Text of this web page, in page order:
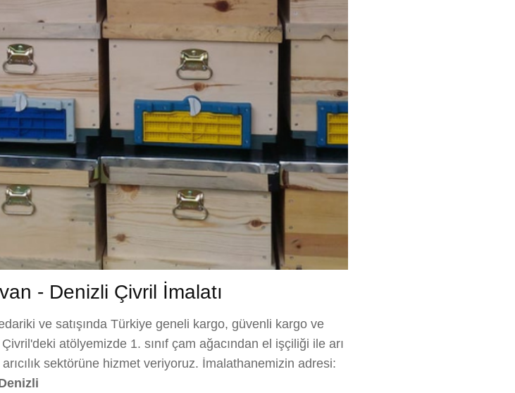
- Denizli Çivril İmalatı
ve satışında Türkiye geneli kargo, güvenli kargo ve
atölyemizde 1. sınıf çam ağacından el işçiliği ile arı
sektörüne hizmet veriyoruz. İmalathanemizin adresi: